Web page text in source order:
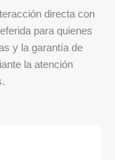
directa con
para quienes
y la garantía de
la atención